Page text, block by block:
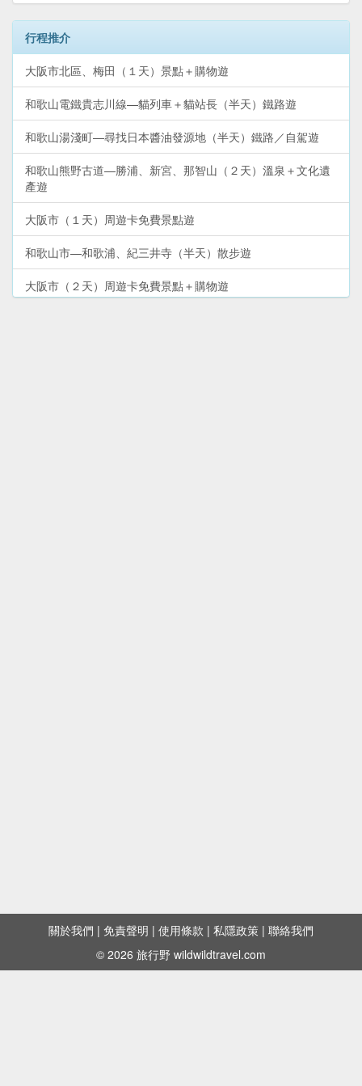
行程推介
大阪市北區、梅田（１天）景點＋購物遊
和歌山電鐵貴志川線—貓列車＋貓站長（半天）鐵路遊
和歌山湯淺町—尋找日本醬油發源地（半天）鐵路／自駕遊
和歌山熊野古道—勝浦、新宮、那智山（２天）溫泉＋文化遺
產遊
大阪市（１天）周遊卡免費景點遊
和歌山市—和歌浦、紀三井寺（半天）散步遊
大阪市（２天）周遊卡免費景點＋購物遊
關於我們 | 免責聲明 | 使用條款 | 私隱政策 | 聯絡我們
© 2026 旅行野 wildwildtravel.com